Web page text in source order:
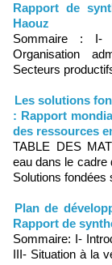
Rapport de
Haouz
Sommaire : I-
Organisation
Secteurs
Les solutions
: Rapport
des ressources
TABLE DES
eau dans le cadre
Solutions fondées
Plan de
Rapport de
Sommaire: I-
III- Situation à la